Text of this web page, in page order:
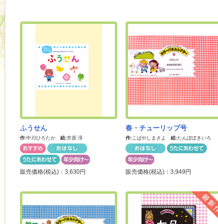
ふうせん
作:中川ひろたか 絵:市原 淳
販売価格(税込)：3,630円
春・チューリップ号
作:こばやしまさよ 絵:たんぽぽきいろ
販売価格(税込)：3,949円